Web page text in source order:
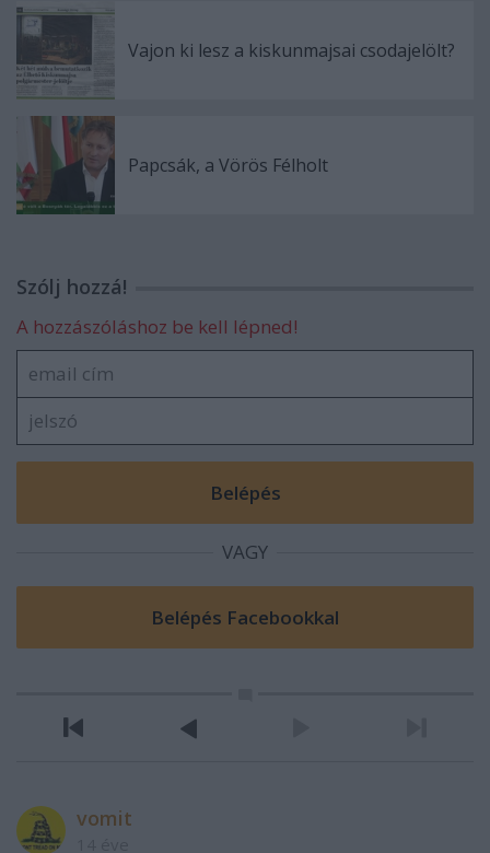
Vajon ki lesz a kiskunmajsai csodajelölt?
Papcsák, a Vörös Félholt
Szólj hozzá!
A hozzászóláshoz be kell lépned!
VAGY
vomit